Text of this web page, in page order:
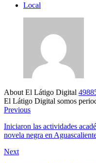
Local
About El Látigo Digital
El Látigo Digital somos
Website
Facebook
Previous
Iniciaron las actividades
novela negra en
Next